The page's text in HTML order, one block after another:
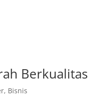
Berkualitas
, Bisnis